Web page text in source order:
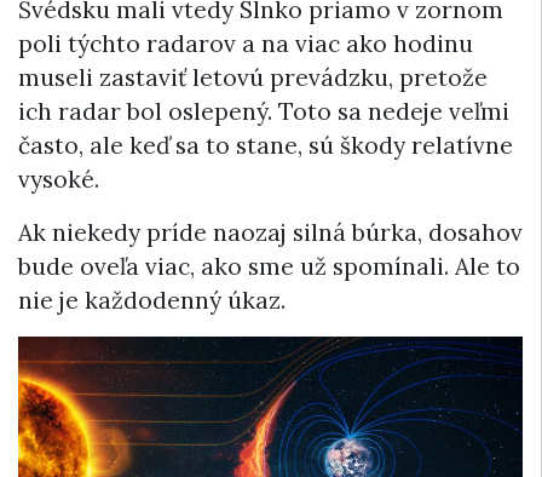
Švédsku mali vtedy Slnko priamo v zornom
poli týchto radarov a na viac ako hodinu
museli zastaviť letovú prevádzku, pretože
ich radar bol oslepený. Toto sa nedeje veľmi
často, ale keď sa to stane, sú škody relatívne
vysoké.
Ak niekedy príde naozaj silná búrka, dosahov
bude oveľa viac, ako sme už spomínali. Ale to
nie je každodenný úkaz.